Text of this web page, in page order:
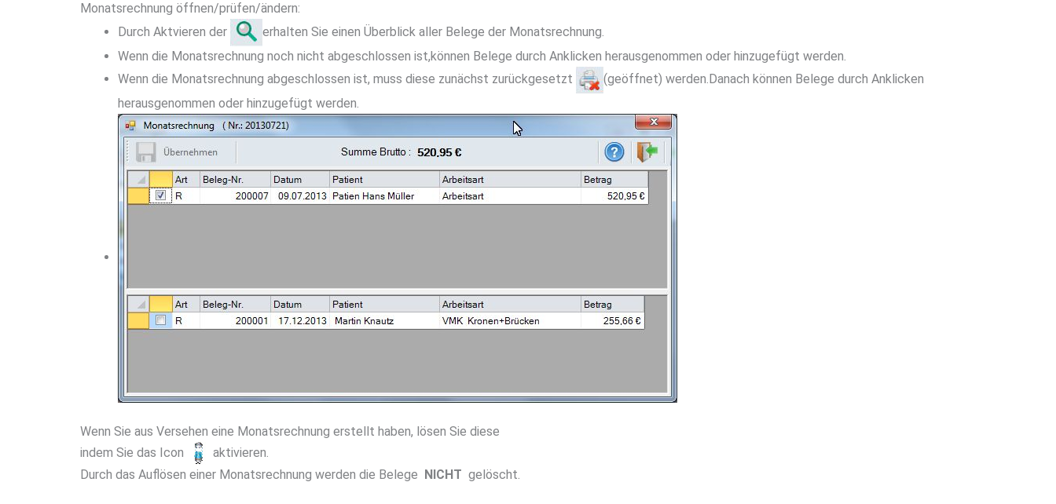
Monatsrechnung öffnen/prüfen/ändern:
Durch Aktvieren der
erhalten Sie einen Überblick aller Belege der Monatsrechnung.
Wenn die Monatsrechnung noch nicht abgeschlossen ist,können Belege durch Anklicken herausgenommen oder hinzugefügt werden.
Wenn die Monatsrechnung abgeschlossen ist, muss diese zunächst zurückgesetzt
(geöffnet) werden.Danach können Belege durch Anklicken
herausgenommen oder hinzugefügt werden.
Wenn Sie aus Versehen eine Monatsrechnung erstellt haben, lösen Sie diese
indem Sie das Icon
aktivieren.
Durch das Auflösen einer Monatsrechnung werden die Belege
NICHT gelöscht.